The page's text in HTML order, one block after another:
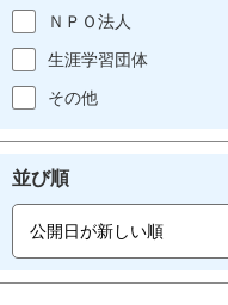
ＮＰＯ法人
生涯学習団体
その他
並び順